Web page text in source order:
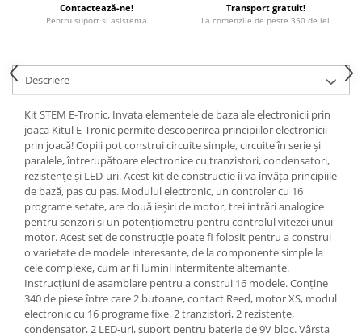
Contactează-ne!
Pentru suport si asistenta
Transport gratuit!
La comenzile de peste 350 de lei
Descriere
Kit STEM E-Tronic, Invata elementele de baza ale electronicii prin
joaca Kitul E-Tronic permite descoperirea principiilor electronicii
prin joacă! Copiii pot construi circuite simple, circuite în serie și
paralele, întrerupătoare electronice cu tranzistori, condensatori,
rezistențe și LED-uri. Acest kit de construcție îi va învăța principiile
de bază, pas cu pas. Modulul electronic, un controler cu 16
programe setate, are două ieșiri de motor, trei intrări analogice
pentru senzori și un potențiometru pentru controlul vitezei unui
motor. Acest set de construcție poate fi folosit pentru a construi
o varietate de modele interesante, de la componente simple la
cele complexe, cum ar fi lumini intermitente alternante.
Instrucțiuni de asamblare pentru a construi 16 modele. Conține
340 de piese între care 2 butoane, contact Reed, motor XS, modul
electronic cu 16 programe fixe, 2 tranzistori, 2 rezistențe,
condensator, 2 LED-uri, suport pentru baterie de 9V bloc. Vârsta